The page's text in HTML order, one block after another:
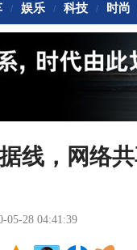
/ 娱乐 / 科技 / 时尚
线，网络
05-28 04:41:39